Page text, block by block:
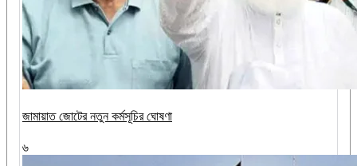
জামায়াত জোটের নতুন কর্মসূচির ঘোষণা
৬